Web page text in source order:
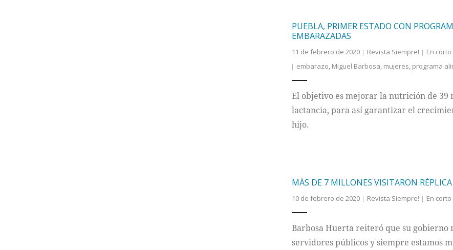
PUEBLA, PRIMER ESTADO CON
EMBARAZADAS
11 de febrero de 2020 Revista Siempre!
En corto
embarazo, Miguel Barbosa, mujeres, programa
El objetivo es mejorar la nutrición de 39
lactancia, para así garantizar el
hijo.
MÁS DE 7 MILLONES VISITARON
10 de febrero de 2020 Revista Siempre! En corto
Barbosa Huerta reiteró que su
servidores públicos y siempre estamos